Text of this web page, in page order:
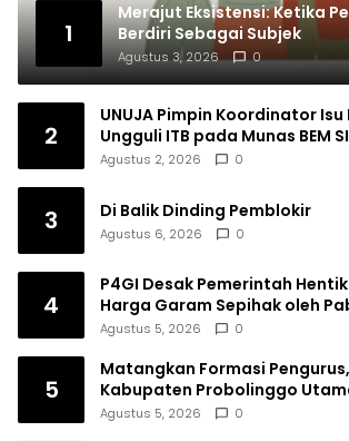
1
Merajut Eksistensi: Ketika
Berdiri Sebagai Subjek
Agustus 3, 2026 0
2
UNUJA Pimpin Koordinator Isu
Ungguli ITB pada Munas BEM
Agustus 2, 2026 0
3 Di Balik Dinding Pemblokir
Agustus 6, 2026 0
4
P4GI Desak Pemerintah
Harga Garam Sepihak oleh
Agustus 5, 2026 0
5
Matangkan Formasi Pengurus,
Kabupaten Probolinggo
dan Kinerja
Agustus 5, 2026 0